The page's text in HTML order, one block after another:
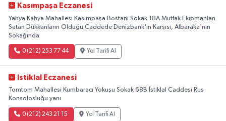
Kasımpaşa Eczanesi
Yahya Kahya Mahallesi Kasımpaşa Bostanı Sokak 18A Mutfak Ekipmanları
Satan Dükkanların Olduğu Caddede Denizbank'ın Karşısı, Albaraka'nın
Sokağında
0 (212) 253 77 44 Yol Tarifi Al
Istiklal Eczanesi
Tomtom Mahallesi Kumbaracı Yokuşu Sokak 68B İstiklal Caddesi Rus
Konsolosluğu yanı
0 (212) 243 21 15 Yol Tarifi Al